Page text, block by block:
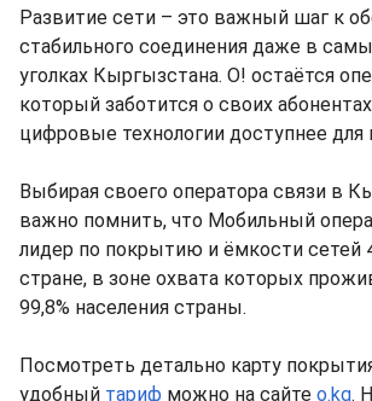
Развитие сети – это важный шаг к
стабильного соединения даже в
уголках Кыргызстана. О! остаётся
который заботится о своих
цифровые технологии доступнее для
Выбирая своего оператора связи в
важно помнить, что Мобильный
лидер по покрытию и ёмкости сетей
стране, в зоне охвата которых
99,8% населения страны.
Посмотреть детально карту
удобный тариф можно на сайте o.kg.